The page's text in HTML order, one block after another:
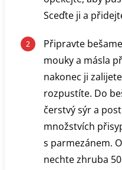
Sceďte ji a
Připravte
mouky a másla
nakonec ji
rozpustíte. Do
čerstvý sýr a
množstvích
s parmezánem.
nechte zhruba